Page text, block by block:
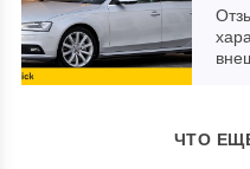
ЧТО